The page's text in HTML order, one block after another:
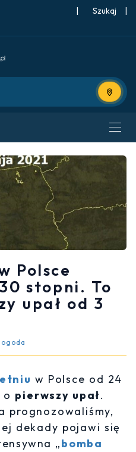
| |
Użyj
Polsce
stopni. To
upał od 3
w Polsce od 24
pierwszy upał.
prognozowaliśmy,
dekady pojawi się
„bomba